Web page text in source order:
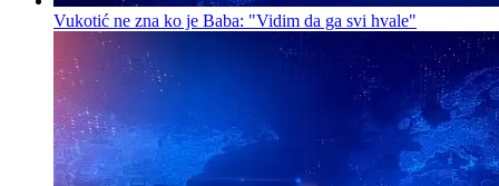
Vukotić ne zna ko je Baba: "Vidim da ga svi hvale"